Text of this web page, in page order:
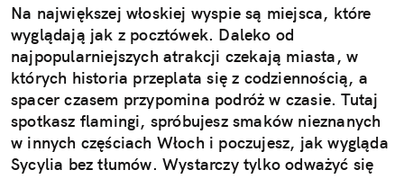
Na największej włoskiej wyspie są miejsca, które
wyglądają jak z pocztówek. Daleko od
najpopularniejszych atrakcji czekają miasta, w
których historia przeplata się z codziennością, a
spacer czasem przypomina podróż w czasie. Tutaj
spotkasz flamingi, spróbujesz smaków nieznanych
w innych częściach Włoch i poczujesz, jak wygląda
Sycylia bez tłumów. Wystarczy tylko odważyć się